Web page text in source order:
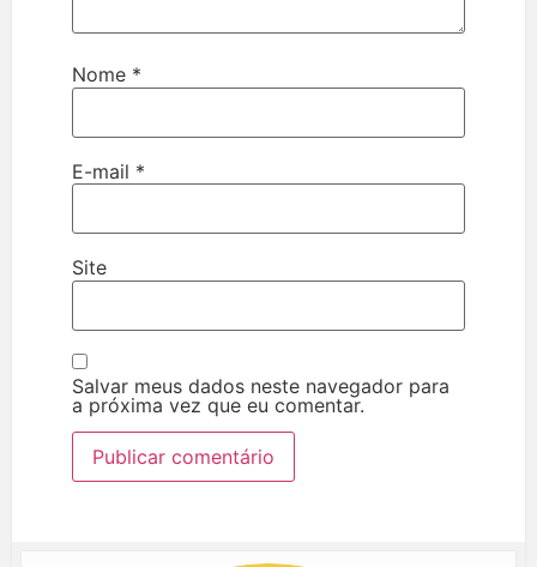
Nome *
E-mail *
Site
Salvar meus dados neste navegador para
a próxima vez que eu comentar.